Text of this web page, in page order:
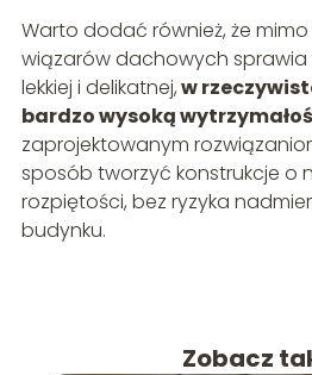
Warto dodać również, że mimo
wiązarów dachowych sprawia
lekkiej i delikatnej,w
bardzo wysoką
zaprojektowanym
sposób tworzyć konstrukcje o
rozpiętości, bez ryzyka
budynku.
Zobacz